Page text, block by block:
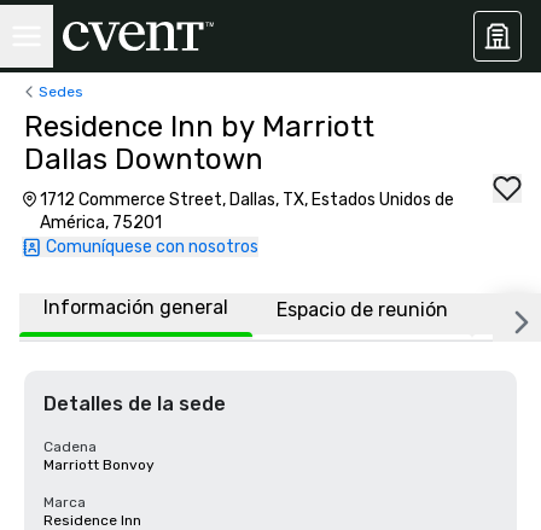
Sedes
Residence Inn by Marriott
Dallas Downtown
1712 Commerce Street, Dallas, TX, Estados Unidos de
América, 75201
Comuníquese con nosotros
Información general Espacio de reunión
Detalles de la sede
Cadena
Marriott Bonvoy
Marca
Residence Inn